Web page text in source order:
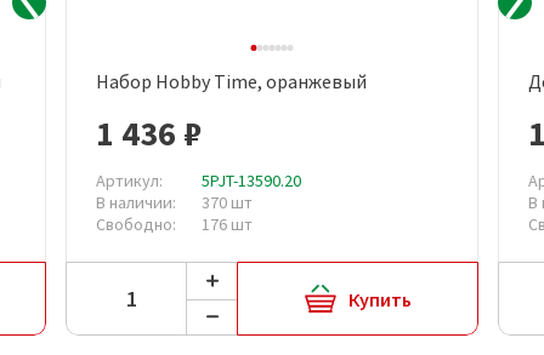
Набор Hobby Time, оранжевый
1 436 ₽
Артикул:
5PJT-13590.20
В наличии:
370 шт
Свободно:
176 шт
Купить
В